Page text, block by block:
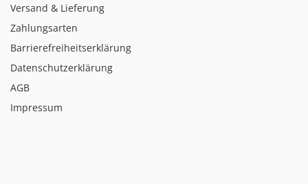
Versand & Lieferung
Zahlungsarten
Barrierefreiheitserklärung
Datenschutzerklärung
AGB
Impressum